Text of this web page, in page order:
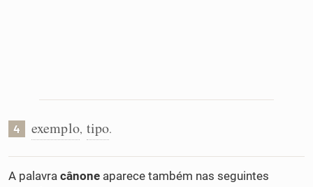
4 exemplo, tipo.
A palavra cânone aparece também nas seguintes